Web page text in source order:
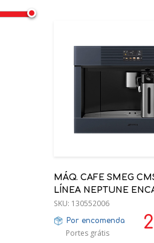
MÁQ. CAFE SMEG
LÍNEA NEPTUNE
60X45CM
SKU: 130552006
Por encomenda
Portes grátis